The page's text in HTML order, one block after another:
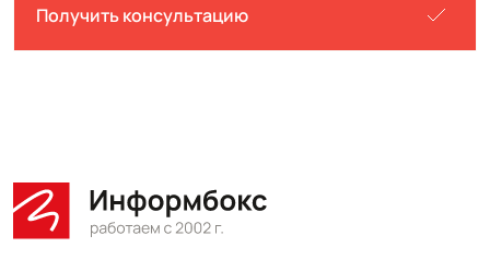
Получить консультацию